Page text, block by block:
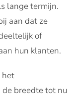
lange termijn.
aan dat ze
of
hun klanten.
het
breedte tot nu